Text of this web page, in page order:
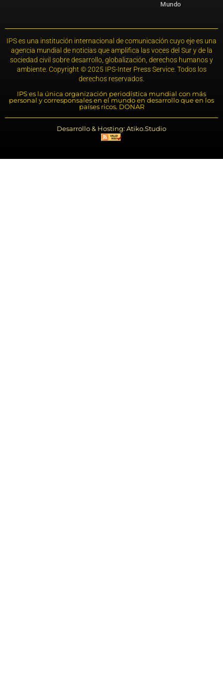
Mundo
IPS es una institución internacional de comunicación cuyo eje es una
agencia mundial de noticias que amplifica las voces del Sur y de la
sociedad civil sobre desarrollo, globalización, derechos humanos y
ambiente. Copyright © 2025 IPS-Inter Press Service. Todos los
derechos reservados.
IPS es la única organización periodística mundial con más
personal y corresponsales en el mundo en desarrollo que en los
países ricos. DONAR
Desarrollo & Hosting: Atiko.Studio